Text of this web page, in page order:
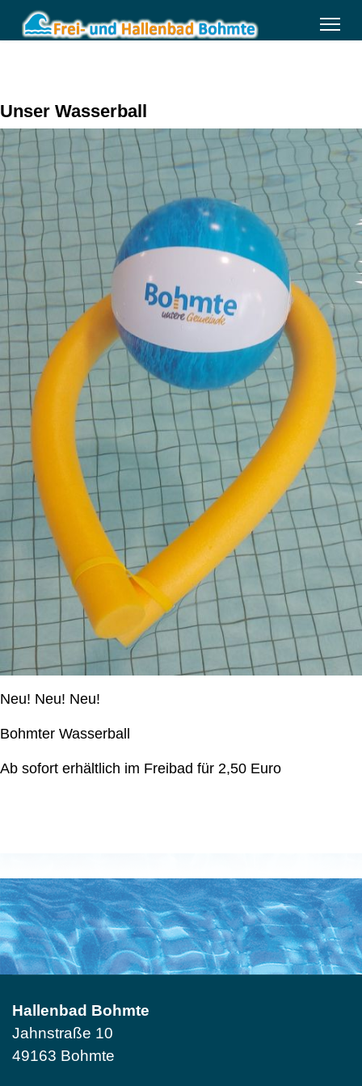
Unser Wasserball
Neu! Neu! Neu!
Bohmter Wasserball
Ab sofort erhältlich im Freibad für 2,50 Euro
Hallenbad Bohmte
Jahnstraße 10
49163 Bohmte